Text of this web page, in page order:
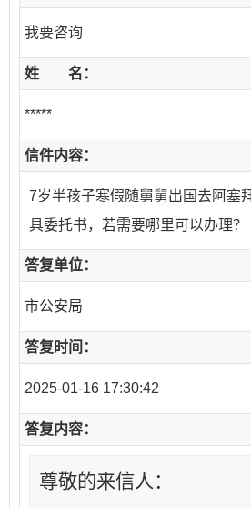
我要咨询
姓 名：
*****
信件内容：
7岁半孩子寒假随舅舅出国去阿塞
具委托书，若需要哪里可以办理？
答复单位：
市公安局
答复时间：
2025-01-16 17:30:42
答复内容：
尊敬的来信人：